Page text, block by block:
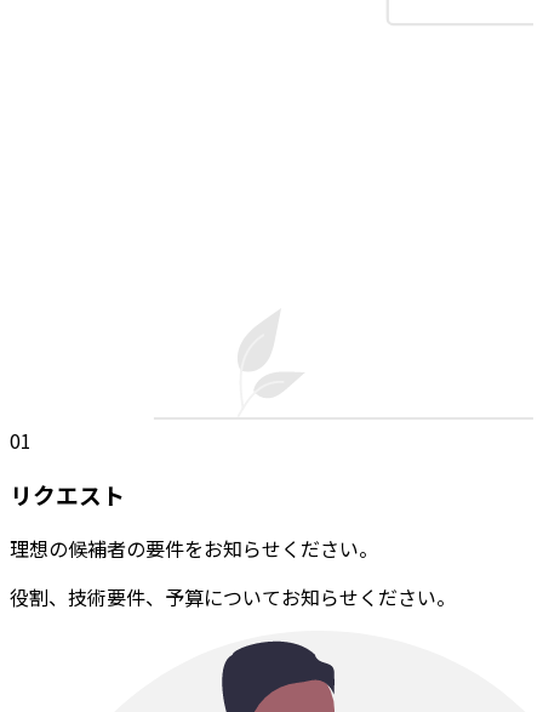
01
リクエスト
理想の候補者の要件をお知らせください。
役割、技術要件、予算についてお知らせください。